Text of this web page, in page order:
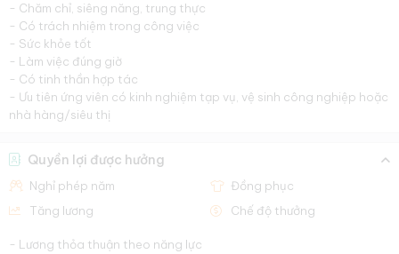
- Chăm chỉ, siêng năng, trung thực
- Có trách nhiệm trong công việc
- Sức khỏe tốt
- Làm việc đúng giờ
- Có tinh thần hợp tác
- Ưu tiên ứng viên có kinh nghiệm tạp vụ, vệ sinh công nghiệp hoặc
nhà hàng/siêu thị
Quyền lợi được hưởng
Nghỉ phép năm
Đồng phục
Tăng lương
Chế độ thưởng
- Lương thỏa thuận theo năng lực